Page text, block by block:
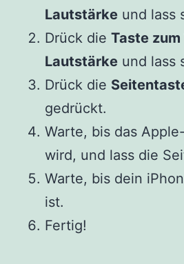
Lautstärke und lass
Drück die Taste
Lautstärke und lass
Drück die
gedrückt.
Warte, bis das
wird, und lass die
Warte, bis dein
ist.
Fertig!